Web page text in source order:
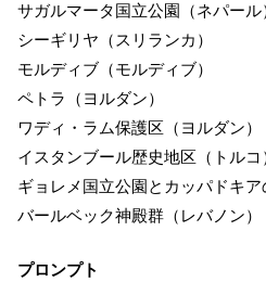
サガルマータ国立公園（ネパール
シーギリヤ（スリランカ）
モルディブ（モルディブ）
ペトラ（ヨルダン）
ワディ・ラム保護区（ヨルダン）
イスタンブール歴史地区（トルコ
ギョレメ国立公園とカッパドキア
バールベック神殿群（レバノン）
プロンプト